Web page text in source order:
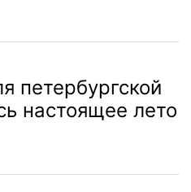
петербургской
настоящее лето